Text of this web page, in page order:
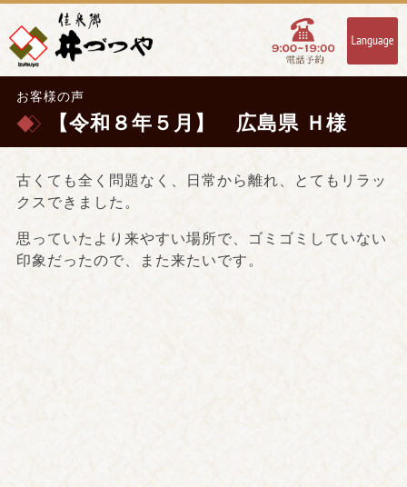
お客様の声
【令和８年５月】 広島県 Ｈ様
古くても全く問題なく、日常から離れ、とてもリラッ
クスできました。
思っていたより来やすい場所で、ゴミゴミしていない
印象だったので、また来たいです。